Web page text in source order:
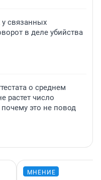
у связанных
в деле убийства
о среднем
растет число
это не повод
МНЕНИЕ